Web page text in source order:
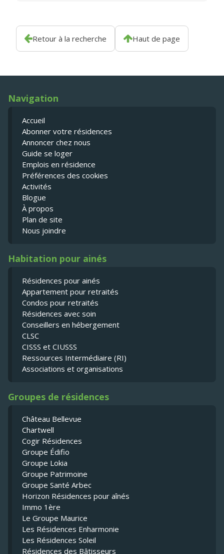
Retour à la recherche Haut de page
Navigation
Accueil
Abonner votre résidences
Annoncer chez nous
Guide se loger
Emplois en résidence
Préférences des cookies
Activités
Blogue
À propos
Plan de site
Nous joindre
Habitation pour ainés
Résidences pour ainés
Appartement pour retraités
Condos pour retraités
Résidences avec soin
Conseillers en hébergement
CLSC
CISSS et CIUSSS
Ressources Intermédiaire (RI)
Associations et organisations
Groupes de résidences
Château Bellevue
Chartwell
Cogir Résidences
Groupe Édifio
Groupe Lokia
Groupe Patrimoine
Groupe Santé Arbec
Horizon Résidences pour aînés
Immo 1ère
Le Groupe Maurice
Les Résidences Enharmonie
Les Résidences Soleil
Résidences des Bâtisseurs